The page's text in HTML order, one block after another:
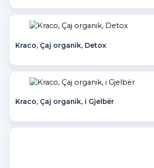
Kraco, Çaj organik, Detox
Kraco, Çaj organik, i Gjelbër